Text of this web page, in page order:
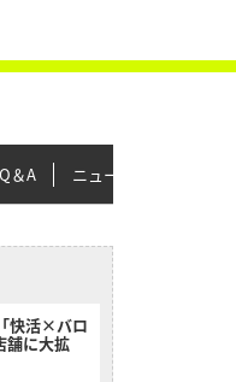
Q＆A ニュース＆トピックス
快活×バロ
舗に大拡